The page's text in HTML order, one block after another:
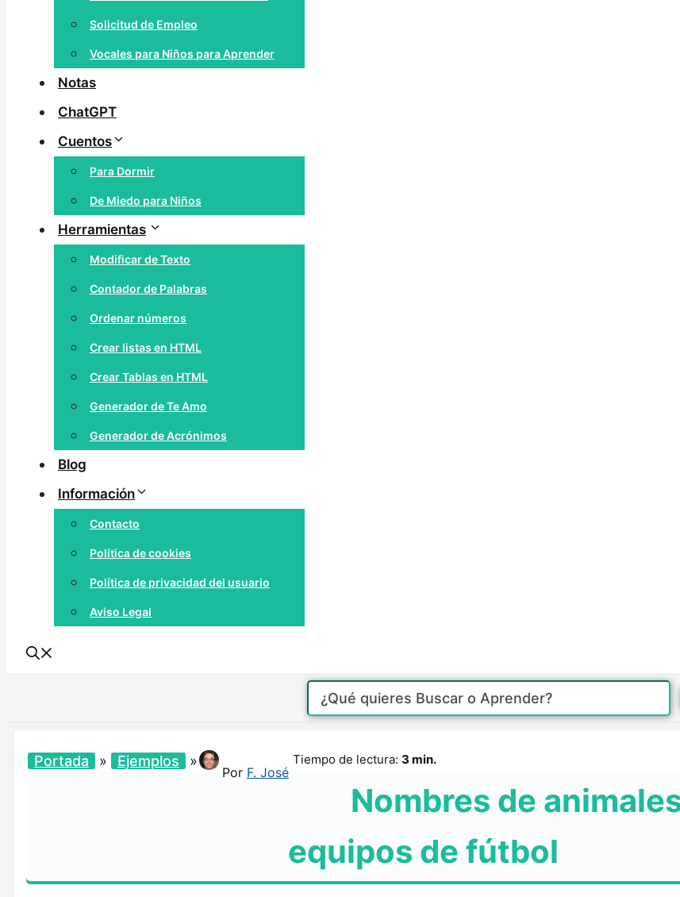
Solicitud de Empleo
Vocales para Niños para Aprender
Notas
ChatGPT
Cuentos
Para Dormir
De Miedo para Niños
Herramientas
Modificar de Texto
Contador de Palabras
Ordenar números
Crear listas en HTML
Crear Tablas en HTML
Generador de Te Amo
Generador de Acrónimos
Blog
Información
Contacto
Política de cookies
Política de privacidad del usuario
Aviso Legal
Portada » Ejemplos »
Por F. José
Tiempo de lectura: 3 min.
Nombres de
equipos de fútbol